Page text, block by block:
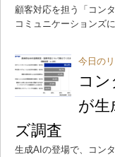
顧客対応を担う「コン
コミュニケーションズ
今日の
コ
が
ズ調査
生成AIの登場で、コン